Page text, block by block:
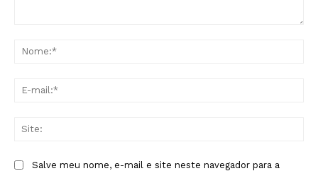
Salve meu nome, e-mail e site neste navegador para a